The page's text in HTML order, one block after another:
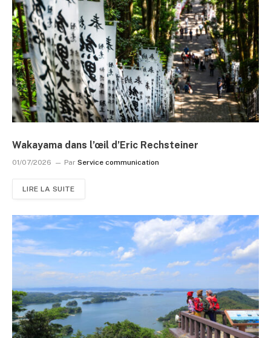
Wakayama dans l’œil d’Eric Rechsteiner
01/07/2026 Par Service communication
LIRE LA SUITE